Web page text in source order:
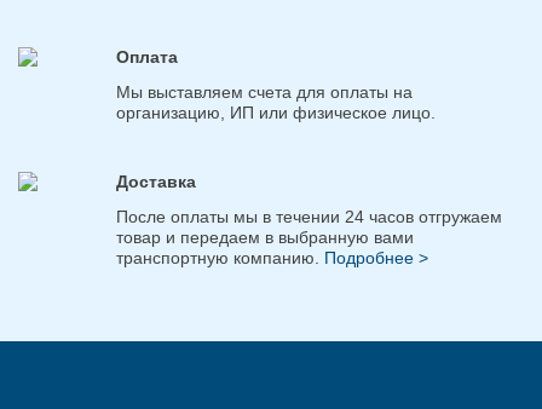
Оплата
Мы выставляем счета для оплаты на
организацию, ИП или физическое лицо.
Доставка
После оплаты мы в течении 24 часов отгружаем
товар и передаем в выбранную вами
транспортную компанию. Подробнее >